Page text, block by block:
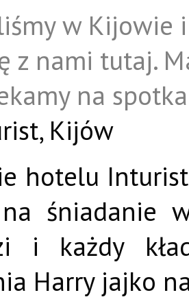
w
z nami tutaj.
na
Kijów
hotelu
śniadanie
i każdy
Harry jajko